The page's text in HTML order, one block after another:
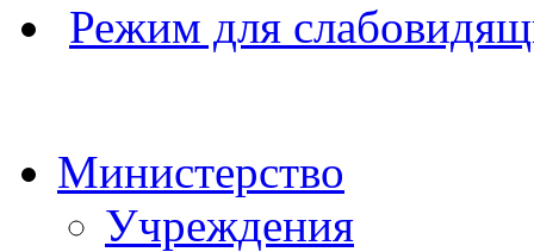
Режим для
Министерство
Учреждения